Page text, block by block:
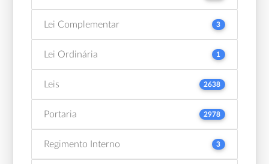
Lei Complementar 3
Lei Ordinária 1
Leis 2638
Portaria 2978
Regimento Interno 3